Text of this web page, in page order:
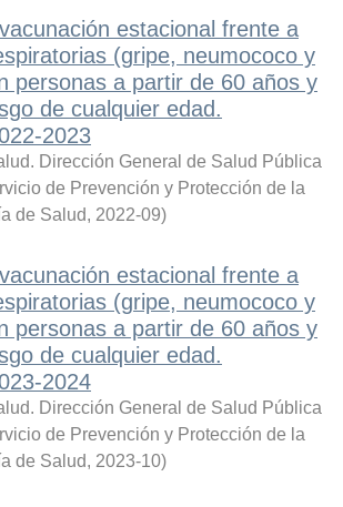
estacional frente a
(gripe, neumococo y
personas a partir de 60 años y
de cualquier edad.
2023
Dirección General de Salud Pública
de Prevención y Protección de la
de Salud, 2022-09)
estacional frente a
(gripe, neumococo y
personas a partir de 60 años y
de cualquier edad.
2024
Dirección General de Salud Pública
de Prevención y Protección de la
de Salud, 2023-10)